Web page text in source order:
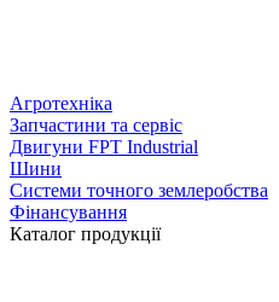
Агротехніка
Запчастини та сервіс
Двигуни FPT Industrial
Шини
Системи точного землеробства
Фінансування
Каталог продукції